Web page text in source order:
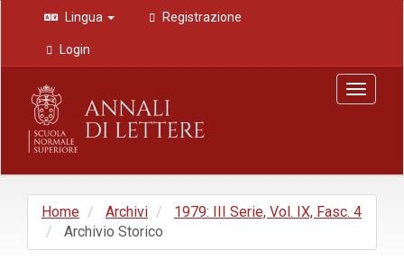
Navigazione
principale
Contenuto
principale
Barra
laterale
Lingua Registrazione
Login
Toggle
Home Archivi
1979: III Serie, Vol. IX, Fasc. 4
Archivio Storico